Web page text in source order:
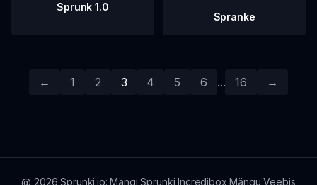
Sprunk 1.0
Spranke
← 1 2 3 4 5 6 ... 16 →
@ 2026 Sprunki.io: Mängi Sprunki Incredibox Mängu Veebis